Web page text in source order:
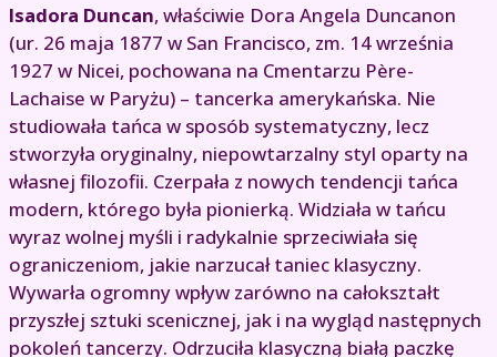
Isadora Duncan, właściwie Dora Angela Duncanon
(ur. 26 maja 1877 w San Francisco, zm. 14 września
1927 w Nicei, pochowana na Cmentarzu Père-
Lachaise w Paryżu) – tancerka amerykańska. Nie
studiowała tańca w sposób systematyczny, lecz
stworzyła oryginalny, niepowtarzalny styl oparty na
własnej filozofii. Czerpała z nowych tendencji tańca
modern, którego była pionierką. Widziała w tańcu
wyraz wolnej myśli i radykalnie sprzeciwiała się
ograniczeniom, jakie narzucał taniec klasyczny.
Wywarła ogromny wpływ zarówno na całokształt
przyszłej sztuki scenicznej, jak i na wygląd następnych
pokoleń tancerzy. Odrzuciła klasyczną białą paczkę